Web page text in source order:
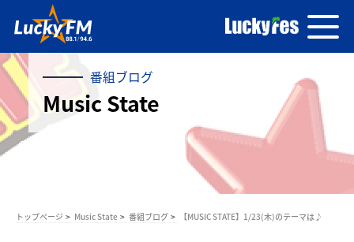
番組ブログ
Music State
トップページ Music State 番組ブログ 【MUSIC STATE】1/23(木)のテーマは♪